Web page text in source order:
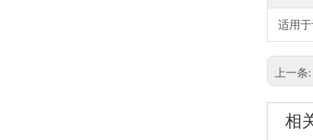
适用于
上一条:
相